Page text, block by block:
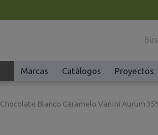
Maquinaria
Marcas Catálogos Proyectos
Chocolate Blanco Caramelo Vanini Aurum